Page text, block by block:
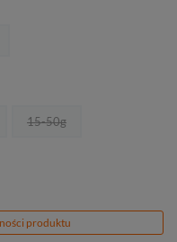
15-50g
produktu